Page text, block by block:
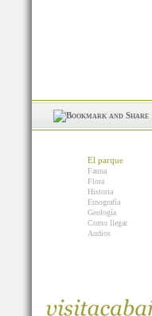
El parque
Fauna
Flora
Historia
Etnografía
Geología
Como llegar
Audios